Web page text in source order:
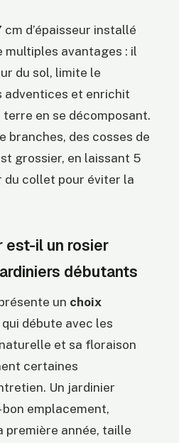
cm d’épaisseur installé
multiples avantages : il
du sol, limite le
adventices et enrichit
en se décomposant.
branches, des cosses de
grossier, en laissant 5
du collet pour éviter la
est-il un rosier
débutants
un choix
débute avec les
et sa floraison
certaines
Un jardinier
emplacement,
première année, taille